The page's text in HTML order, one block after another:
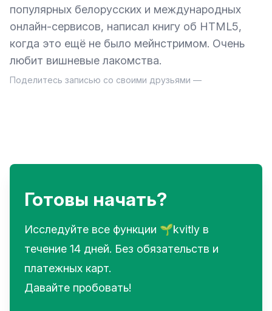
популярных белорусских и международных
онлайн-сервисов, написал книгу об HTML5,
когда это ещё не было мейнстримом. Очень
любит вишневые лакомства.
Поделитесь записью со своими друзьями —
Готовы начать?
Исследуйте все функции 🌱kvitly в
течение 14 дней. Без обязательств и
платежных карт.
Давайте пробовать!